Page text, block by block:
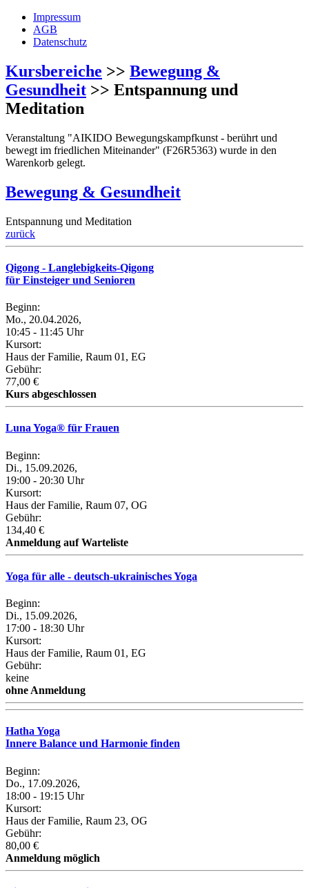
Impressum
AGB
Datenschutz
Kursbereiche >> Bewegung &
Gesundheit >> Entspannung und
Meditation
Veranstaltung "AIKIDO Bewegungskampfkunst - berührt und
bewegt im friedlichen Miteinander" (F26R5363) wurde in den
Warenkorb gelegt.
Bewegung & Gesundheit
Entspannung und Meditation
zurück
Qigong - Langlebigkeits-Qigong
für Einsteiger und Senioren
Beginn:
Mo., 20.04.2026,
10:45 - 11:45 Uhr
Kursort:
Haus der Familie, Raum 01, EG
Gebühr:
77,00 €
Kurs abgeschlossen
Luna Yoga® für Frauen
Beginn:
Di., 15.09.2026,
19:00 - 20:30 Uhr
Kursort:
Haus der Familie, Raum 07, OG
Gebühr:
134,40 €
Anmeldung auf Warteliste
Yoga für alle - deutsch-ukrainisches Yoga
Beginn:
Di., 15.09.2026,
17:00 - 18:30 Uhr
Kursort:
Haus der Familie, Raum 01, EG
Gebühr:
keine
ohne Anmeldung
Hatha Yoga
Innere Balance und Harmonie finden
Beginn:
Do., 17.09.2026,
18:00 - 19:15 Uhr
Kursort:
Haus der Familie, Raum 23, OG
Gebühr:
80,00 €
Anmeldung möglich